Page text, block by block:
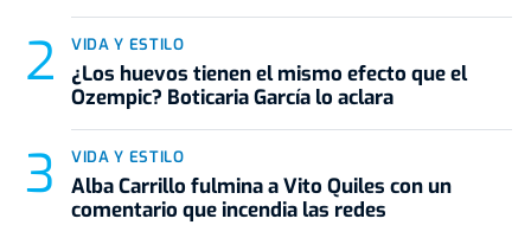
VIDA Y ESTILO
¿Los huevos tienen el mismo efecto que el
Ozempic? Boticaria García lo aclara
VIDA Y ESTILO
Alba Carrillo fulmina a Vito Quiles con un
comentario que incendia las redes